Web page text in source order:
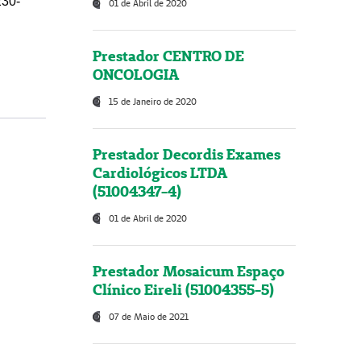
01 de Abril de 2020
Prestador CENTRO DE
ONCOLOGIA
15 de Janeiro de 2020
Prestador Decordis Exames
Cardiológicos LTDA
(51004347-4)
01 de Abril de 2020
Prestador Mosaicum Espaço
Clínico Eireli (51004355-5)
07 de Maio de 2021